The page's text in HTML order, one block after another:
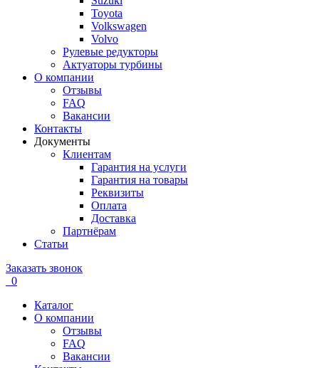
Toyota
Volkswagen
Volvo
Рулевые редукторы
Актуаторы турбины
О компании
Отзывы
FAQ
Вакансии
Контакты
Документы
Клиентам
Гарантия на услуги
Гарантия на товары
Реквизиты
Оплата
Доставка
Партнёрам
Статьи
Заказать звонок
0
Каталог
О компании
Отзывы
FAQ
Вакансии